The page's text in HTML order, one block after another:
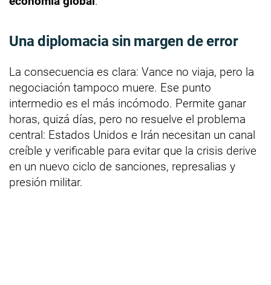
Una diplomacia sin margen de error
La consecuencia es clara: Vance no viaja, pero la
negociación tampoco muere. Ese punto
intermedio es el más incómodo. Permite ganar
horas, quizá días, pero no resuelve el problema
central: Estados Unidos e Irán necesitan un canal
creíble y verificable para evitar que la crisis derive
en un nuevo ciclo de sanciones, represalias y
presión militar.